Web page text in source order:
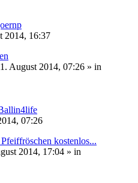
2014, 16:37
August 2014, 07:26 » in
07:26
kostenlos...
2014, 17:04 » in